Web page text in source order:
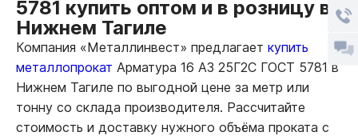
5781 купить оптом и в розницу в
Нижнем Тагиле
Компания «Металлинвест» предлагает купить
металлопрокат Арматура 16 А3 25Г2С ГОСТ 5781 в
Нижнем Тагиле по выгодной цене за метр или
тонну со склада производителя. Рассчитайте
стоимость и доставку нужного объёма проката с